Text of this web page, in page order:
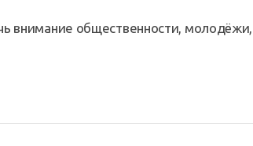
внимание общественности, молодёжи,